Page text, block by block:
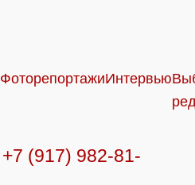
ФоторепортажиИнтервью
+7 (917) 982-81-